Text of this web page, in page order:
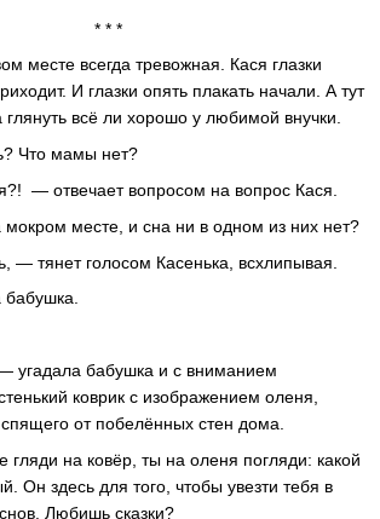
* * *
месте всегда тревожная. Кася глазки
И глазки опять плакать начали. А тут
всё ли хорошо у любимой внучки.
Что мамы нет?
— отвечает вопросом на вопрос Кася.
мокром месте, и сна ни в одном из них нет?
— тянет голосом Касенька, всхлипывая.
угадала бабушка и с вниманием
коврик с изображением оленя,
от побелённых стен дома.
гляди на ковёр, ты на оленя погляди: какой
Он здесь для того, чтобы увезти тебя в
Любишь сказки?